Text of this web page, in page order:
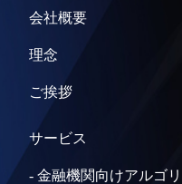
会社概要
理念
ご挨拶
サービス
-金融機関向けアルゴ